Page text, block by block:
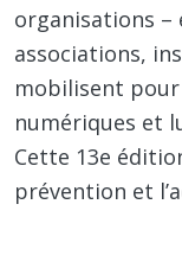
organisations
associations,
mobilisent
numériques et
Cette 13e
prévention et